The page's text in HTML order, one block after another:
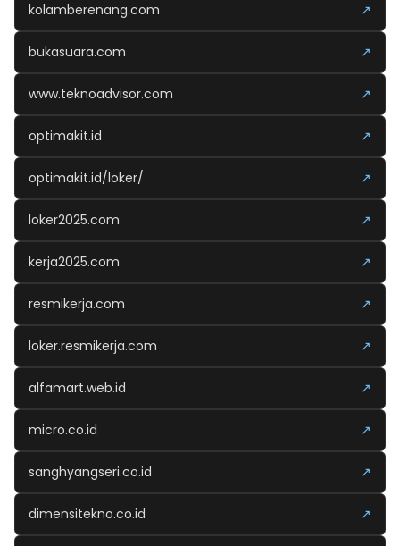
kolamberenang.com ↗
bukasuara.com ↗
www.teknoadvisor.com ↗
optimakit.id ↗
optimakit.id/loker/ ↗
loker2025.com ↗
kerja2025.com ↗
resmikerja.com ↗
loker.resmikerja.com ↗
alfamart.web.id ↗
micro.co.id ↗
sanghyangseri.co.id ↗
dimensitekno.co.id ↗